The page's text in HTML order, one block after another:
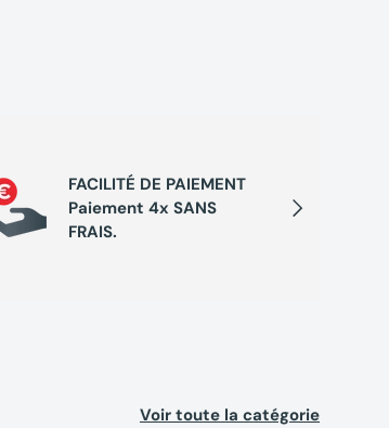
Suivant
FACILITÉ DE PAIEMENT
Paiement 4x SANS
FRAIS.
Voir toute la catégorie